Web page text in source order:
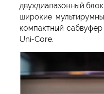
двухдиапазонный
широкие
компактный сабвуфер
Uni-Core.